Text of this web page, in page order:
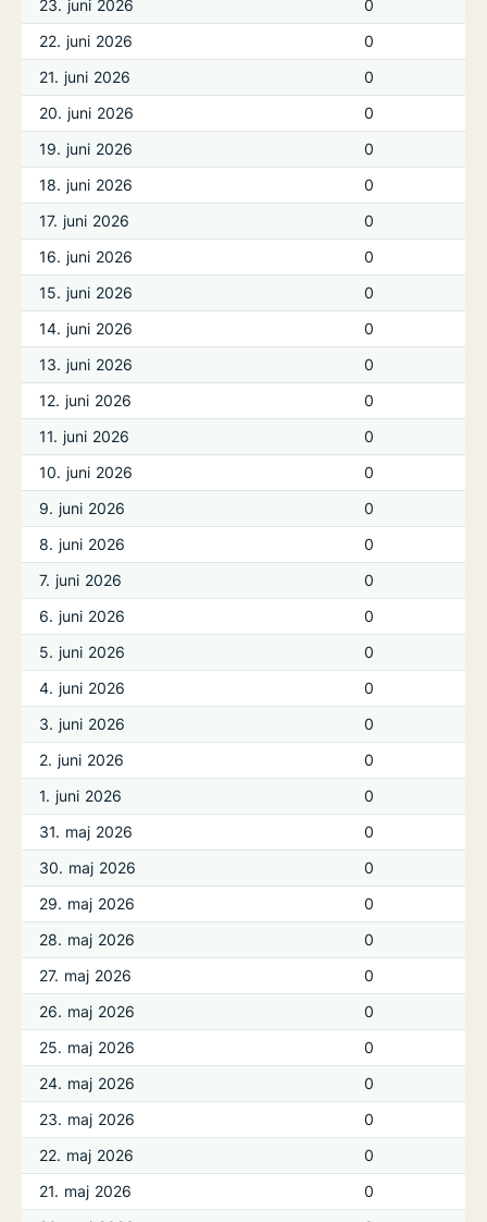
23. juni 2026
0
22. juni 2026
0
21. juni 2026
0
20. juni 2026
0
19. juni 2026
0
18. juni 2026
0
17. juni 2026
0
16. juni 2026
0
15. juni 2026
0
14. juni 2026
0
13. juni 2026
0
12. juni 2026
0
11. juni 2026
0
10. juni 2026
0
9. juni 2026
0
8. juni 2026
0
7. juni 2026
0
6. juni 2026
0
5. juni 2026
0
4. juni 2026
0
3. juni 2026
0
2. juni 2026
0
1. juni 2026
0
31. maj 2026
0
30. maj 2026
0
29. maj 2026
0
28. maj 2026
0
27. maj 2026
0
26. maj 2026
0
25. maj 2026
0
24. maj 2026
0
23. maj 2026
0
22. maj 2026
0
21. maj 2026
0